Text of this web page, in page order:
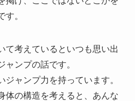
す。
て考えているといつも思い出
ャンプの話です。
ジャンプ力を持っています。
体の構造を考えると、あんな